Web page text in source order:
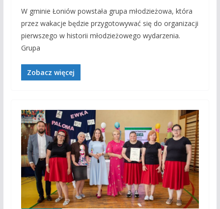
W gminie Łoniów powstała grupa młodzieżowa, która
przez wakacje będzie przygotowywać się do organizacji
pierwszego w historii młodzieżowego wydarzenia.
Grupa
Zobacz więcej